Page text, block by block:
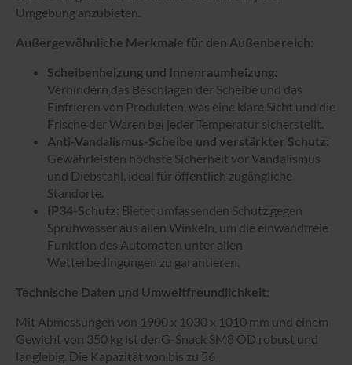
Umgebung anzubieten.
Außergewöhnliche Merkmale für den Außenbereich:
Scheibenheizung und Innenraumheizung:
Verhindern das Beschlagen der Scheibe und das
Einfrieren von Produkten, was eine klare Sicht und die
Frische der Waren bei jeder Temperatur sicherstellt.
Anti-Vandalismus-Scheibe und verstärkter Schutz:
Gewährleisten höchste Sicherheit vor Vandalismus
und Diebstahl, ideal für öffentlich zugängliche
Standorte.
IP34-Schutz: Bietet umfassenden Schutz gegen
Sprühwasser aus allen Winkeln, um die einwandfreie
Funktion des Automaten unter allen
Wetterbedingungen zu garantieren.
Technische Daten und Umweltfreundlichkeit:
Mit Abmessungen von 1900 x 1030 x 1010 mm und einem
Gewicht von 350 kg ist der G-Snack SM8 OD robust und
langlebig. Die Kapazität von bis zu 56